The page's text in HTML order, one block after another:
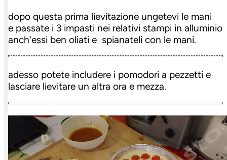
dopo questa prima lievitazione ungetevi le mani
e passate i 3 impasti nei relativi stampi in alluminio
anch'essi ben oliati e spianateli con le mani.
adesso potete includere i pomodori a pezzetti e
lasciare lievitare un altra ora e mezza.